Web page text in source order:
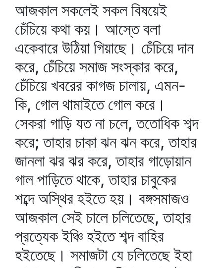
আজকাল সকলেই সকল বিষয়েই
চেঁচিয়ে কথা কয়। আস্তে বলা
একেবারে উঠিয়া গিয়াছে। চেঁচিয়ে দান
করে, চেঁচিয়ে সমাজ সংস্কার করে,
চেঁচিয়ে খবরের কাগজ চালায়, এমন-
কি, গোল থামাইতে গোল করে।
সেকরা গাড়ি যত না চলে, ততোধিক শব্দ
করে; তাহার চাকা ঝন ঝন করে, তাহার
জানলা ঝর ঝর করে, তাহার গাড়োয়ান
গাল পাড়িতে থাকে, তাহার চাবুকের
শব্দে অস্থির হইতে হয়। বঙ্গসমাজও
আজকাল সেই চালে চলিতেছে, তাহার
প্রত্যেক ইঞ্চি হইতে শব্দ বাহির
হইতেছে। সমাজটা যে চলিতেছে ইহা